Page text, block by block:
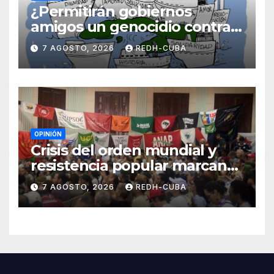
¿Permitirán gobiernos
amigos un genocidio contra
Cuba? Por Hedelberto López
Blanch
7 AGOSTO, 2026 REDH-CUBA
OPINIÓN
Crisis del orden mundial y
resistencia popular marcan
el inicio de la IV Asamblea
Continental de ALBA
Movimientos en Cuba
7 AGOSTO, 2026 REDH-CUBA